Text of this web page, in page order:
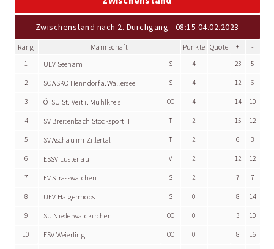
Zwischenstand nach 2. Durchgang - 08:15 04.02.2023
Rang Mannschaft Punkte Quote + -
1 UEV Seeham S 4 23 5
2 SC ASKÖ Henndorf a.Wallersee S 4 12 6
3 ÖTSU St. Veit i. Mühlkreis OÖ 4 14 10
4 SV Breitenbach Stocksport II T 2 15 12
5 SV Aschau im Zillertal T 2 6 3
6 ESSV Lustenau V 2 12 12
7 EV Strasswalchen S 2 7 7
8 UEV Haigermoos S 0 8 14
9 SU Niederwaldkirchen OÖ 0 3 10
10 ESV Weierfing OÖ 0 8 16